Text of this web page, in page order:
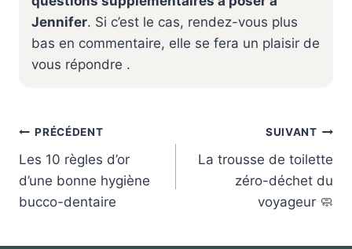
Jennifer. Si c’est le cas, rendez-vous plus
bas en commentaire, elle se fera un plaisir de
vous répondre .
Navigation
de
l’article
PRÉCÉDENT
Les 10 règles d’or
d’une bonne hygiène
bucco-dentaire
SUIVANT
La trousse de toilette
zéro-déchet du
voyageur 🧼